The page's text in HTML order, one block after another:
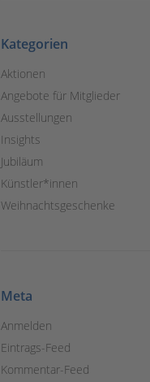
Kategorien
Aktionen
Angebote für Mitglieder
Ausstellungen
Insights
Jubiläum
Künstler*innen
Weihnachtsgeschenke
Meta
Anmelden
Eintrags-Feed
Kommentar-Feed